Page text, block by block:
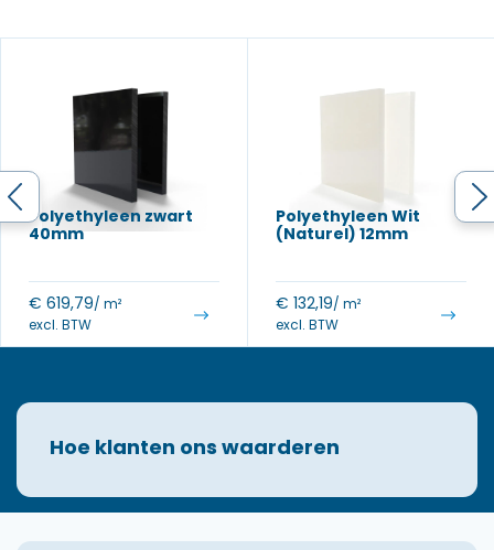
Polyethyleen zwart
40mm
€ 619,79/ m²
excl. BTW
Polyethyleen Wit
(Naturel) 12mm
€ 132,19/ m²
excl. BTW
Hoe klanten ons waarderen